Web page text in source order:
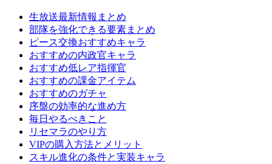
生放送最新情報まとめ
部隊を強化できる要素まとめ
ピース交換おすすめキャラ
おすすめの内政官キャラ
おすすめ低レア指揮官
おすすめの課金アイテム
おすすめのガチャ
序盤の効率的な進め方
毎日やるべきこと
リセマラのやり方
VIPの購入方法とメリット
スキル進化の条件と実装キャラ